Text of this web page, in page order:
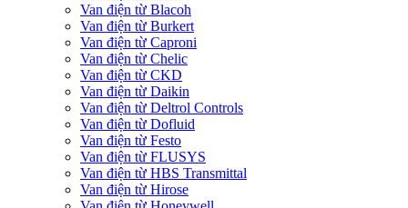
Van điện từ Blacoh
Van điện từ Burkert
Van điện từ Caproni
Van điện từ Chelic
Van điện từ CKD
Van điện từ Daikin
Van điện từ Deltrol Controls
Van điện từ Dofluid
Van điện từ Festo
Van điện từ FLUSYS
Van điện từ HBS Transmittal
Van điện từ Hirose